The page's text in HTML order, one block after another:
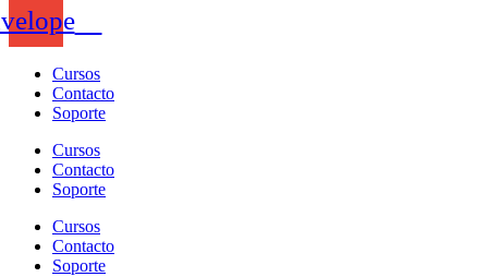
Cursos
Contacto
Soporte
Cursos
Contacto
Soporte
Cursos
Contacto
Soporte